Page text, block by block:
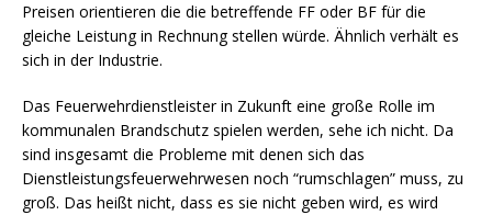
Preisen orientieren die die betreffende FF oder BF für die
gleiche Leistung in Rechnung stellen würde. Ähnlich verhält es
sich in der Industrie.
Das Feuerwehrdienstleister in Zukunft eine große Rolle im
kommunalen Brandschutz spielen werden, sehe ich nicht. Da
sind insgesamt die Probleme mit denen sich das
Dienstleistungsfeuerwehrwesen noch “rumschlagen” muss, zu
groß. Das heißt nicht, dass es sie nicht geben wird, es wird